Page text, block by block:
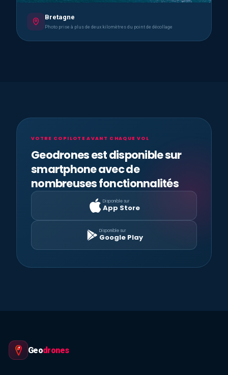
Bretagne
Photo prise à plus de deux kilomètres du point de décollage
VOTRE COPILOTE AVANT CHAQUE VOL
Geodrones est disponible sur
smartphone avec de
nombreuses fonctionnalités
Disponible sur
App Store
Disponible sur
Google Play
Geodrones